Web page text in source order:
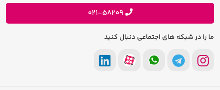
دستگاه‌های ارتباطی مانند تلفن‌های همراه و
رادیوها باشد.
انواع پاوربانک بر اساس ظرفیت
021-58209
ما را در شبکه های اجتماعی دنبال کنید